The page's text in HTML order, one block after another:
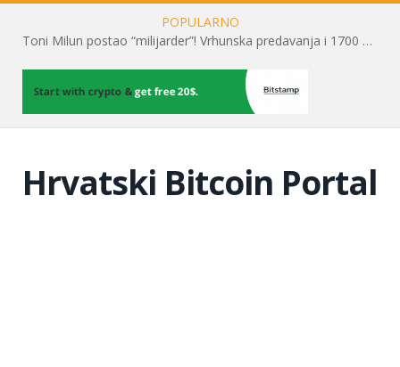
POPULARNO
Toni Milun postao “milijarder”! Vrhunska predavanja i 1700 posjetitelja obilježili su mjesec financijske pismenosti
Hrvatski Bitcoin Portal